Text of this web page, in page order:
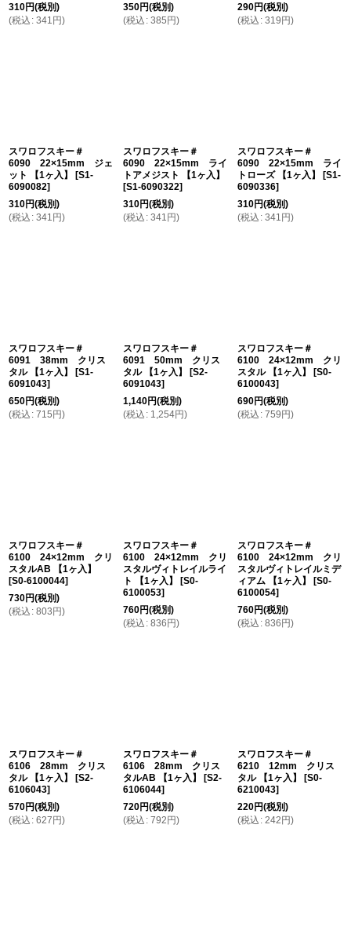
310円(税別)
(税込 : 341 円)
350円(税別)
(税込 : 385 円)
290円(税別)
(税込 : 319 円)
スワロフスキー＃
6090 22×15mm ジェ
ット 【1ヶ入】
[S1-
6090082]
310円(税別)
(税込 : 341 円)
スワロフスキー＃
6090 22×15mm ライ
トアメジスト 【1ヶ入】
[S1-6090322]
310円(税別)
(税込 : 341 円)
スワロフスキー＃
6090 22×15mm ライ
トローズ 【1ヶ入】
[S1-
6090336]
310円(税別)
(税込 : 341 円)
スワロフスキー＃
6091 38mm クリス
タル 【1ヶ入】
[S1-
6091043]
650円(税別)
(税込 : 715 円)
スワロフスキー＃
6091 50mm クリス
タル 【1ヶ入】
[S2-
6091043]
1,140円(税別)
(税込 : 1,254円)
スワロフスキー＃
6100 24×12mm クリ
スタル 【1ヶ入】
[S0-
6100043]
690円(税別)
(税込 : 759 円)
スワロフスキー＃
6100 24×12mm クリ
スタルAB 【1ヶ入】
[S0-6100044]
730円(税別)
(税込 : 803 円)
スワロフスキー＃
6100 24×12mm クリ
スタルヴィトレイルライ
ト 【1ヶ入】
[S0-
6100053]
760円(税別)
(税込 : 836 円)
スワロフスキー＃
6100 24×12mm クリ
スタルヴィトレイルミデ
ィアム 【1ヶ入】
[S0-
6100054]
760円(税別)
(税込 : 836 円)
スワロフスキー＃
6106 28mm クリス
タル 【1ヶ入】
[S2-
6106043]
570円(税別)
(税込 : 627 円)
スワロフスキー＃
6106 28mm クリス
タルAB 【1ヶ入】
[S2-
6106044]
720円(税別)
(税込 : 792 円)
スワロフスキー＃
6210 12mm クリス
タル 【1ヶ入】
[S0-
6210043]
220円(税別)
(税込 : 242 円)